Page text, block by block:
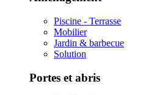
Piscine - Terrasse
Mobilier
Jardin & barbecue
Solution
Portes et abris